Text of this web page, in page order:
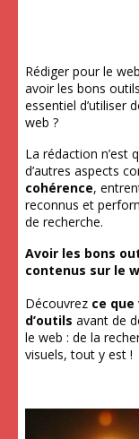
Rédiger pour le
avoir les bons
essentiel d’utiliser
web ?
La rédaction n’est
d’autres aspects
cohérence,
reconnus et
de recherche.
Avoir les bons
contenus sur le
Découvrez ce
d’outils avant de
le web : de la
visuels, tout y est !